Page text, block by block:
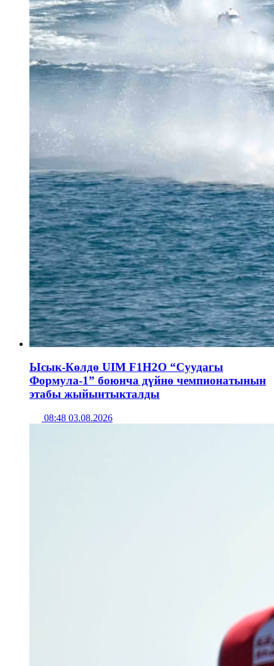
Ысык-Көлдө UIM F1H2O “Суудагы
Формула-1” боюнча дүйнө чемпионатынын
этабы жыйынтыкталды
08:48 03.08.2026